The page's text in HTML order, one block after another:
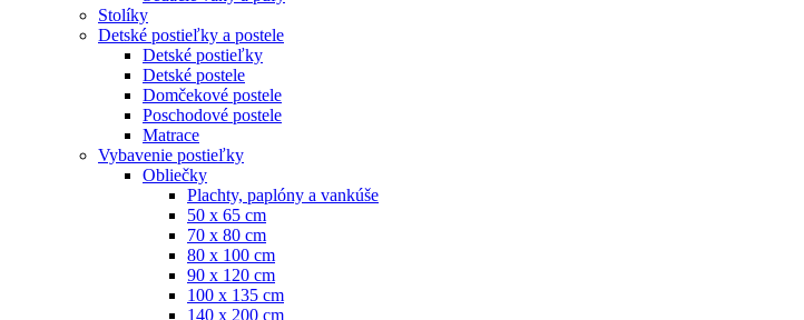
Stolíky
Detské postieľky a postele
Detské postieľky
Detské postele
Domčekové postele
Poschodové postele
Matrace
Vybavenie postieľky
Obliečky
Plachty, paplóny a vankúše
50 x 65 cm
70 x 80 cm
80 x 100 cm
90 x 120 cm
100 x 135 cm
140 x 200 cm